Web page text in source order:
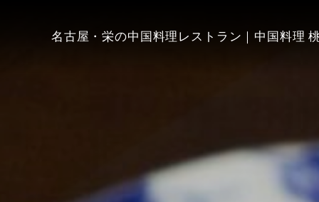
名古屋・栄の中国料理レストラン｜中国料理